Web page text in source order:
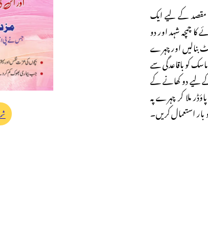
مقصد کے لیے ایک
چمچہ شہد اور دو
بنالیں اور چہرے
کو باقاعدگی سے
لیے دو کھانے کے
ملا کر چہرے پہ
استعمال کریں۔